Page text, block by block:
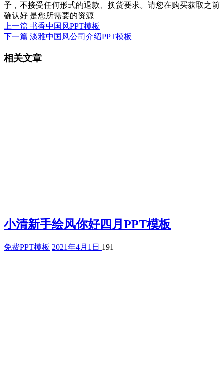
予，不接受任何形式的退款、换货要求。请您在购买获取之前
确认好 是您所需要的资源
上一篇 书香中国风PPT模板
下一篇 淡雅中国风公司介绍PPT模板
相关文章
小清新手绘风你好四月PPT模板
免费PPT模板 2021年4月1日 191